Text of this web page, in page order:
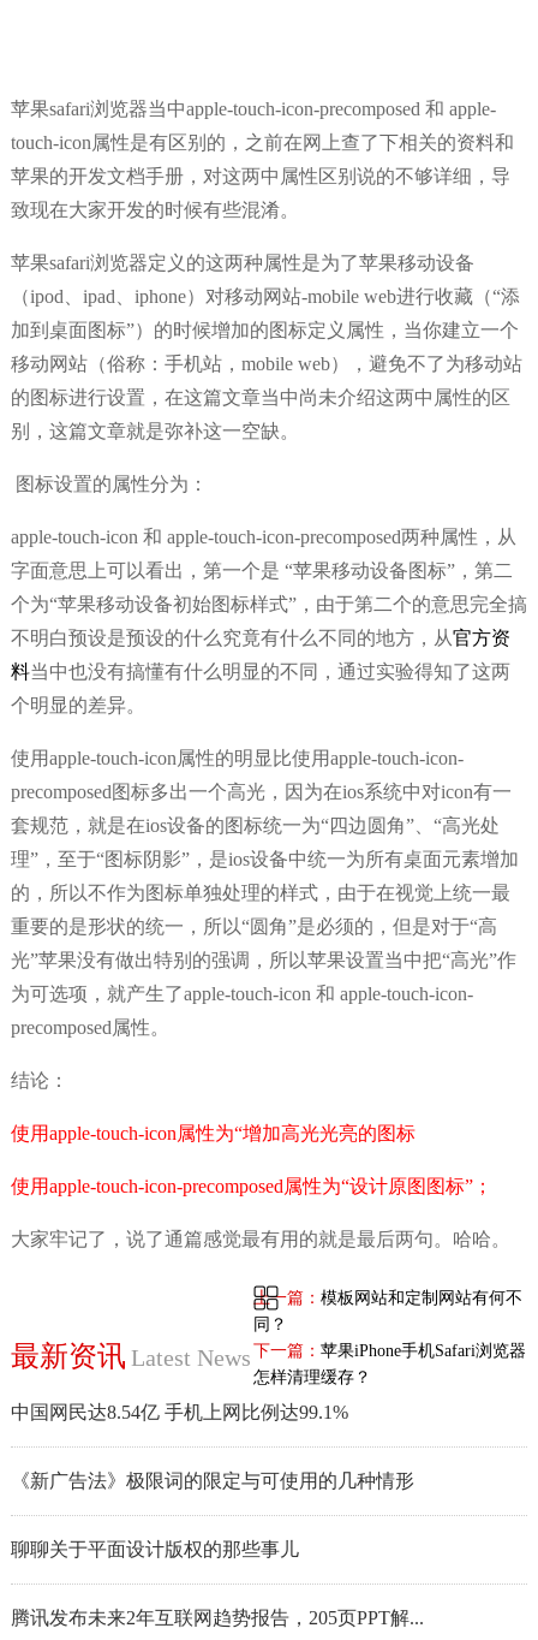
苹果safari浏览器当中apple-touch-icon-precomposed 和 apple-
touch-icon属性是有区别的，之前在网上查了下相关的资料和
苹果的开发文档手册，对这两中属性区别说的不够详细，导
致现在大家开发的时候有些混淆。
苹果safari浏览器定义的这两种属性是为了苹果移动设备
（ipod、ipad、iphone）对移动网站-mobile web进行收藏（“添
加到桌面图标”）的时候增加的图标定义属性，当你建立一个
移动网站（俗称：手机站，mobile web），避免不了为移动站
的图标进行设置，在这篇文章当中尚未介绍这两中属性的区
别，这篇文章就是弥补这一空缺。
图标设置的属性分为：
apple-touch-icon 和 apple-touch-icon-precomposed两种属性，从
字面意思上可以看出，第一个是 “苹果移动设备图标”，第二
个为“苹果移动设备初始图标样式”，由于第二个的意思完全搞
不明白预设是预设的什么究竟有什么不同的地方，从官方资
料当中也没有搞懂有什么明显的不同，通过实验得知了这两
个明显的差异。
使用apple-touch-icon属性的明显比使用apple-touch-icon-
precomposed图标多出一个高光，因为在ios系统中对icon有一
套规范，就是在ios设备的图标统一为“四边圆角”、“高光处
理”，至于“图标阴影”，是ios设备中统一为所有桌面元素增加
的，所以不作为图标单独处理的样式，由于在视觉上统一最
重要的是形状的统一，所以“圆角”是必须的，但是对于“高
光”苹果没有做出特别的强调，所以苹果设置当中把“高光”作
为可选项，就产生了apple-touch-icon 和 apple-touch-icon-
precomposed属性。
结论：
使用apple-touch-icon属性为“增加高光光亮的图标
使用apple-touch-icon-precomposed属性为“设计原图图标”；
大家牢记了，说了通篇感觉最有用的就是最后两句。哈哈。
上一篇：模板网站和定制网站有何不
同？
下一篇：苹果iPhone手机Safari浏览器
怎样清理缓存？
最新资讯 Latest News
中国网民达8.54亿 手机上网比例达99.1%
《新广告法》极限词的限定与可使用的几种情形
聊聊关于平面设计版权的那些事儿
腾讯发布未来2年互联网趋势报告，205页PPT解...